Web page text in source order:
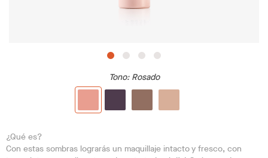
Tono: Rosado
¿Qué es?
Con estas sombras lograrás un maquillaje intacto y fresco, con